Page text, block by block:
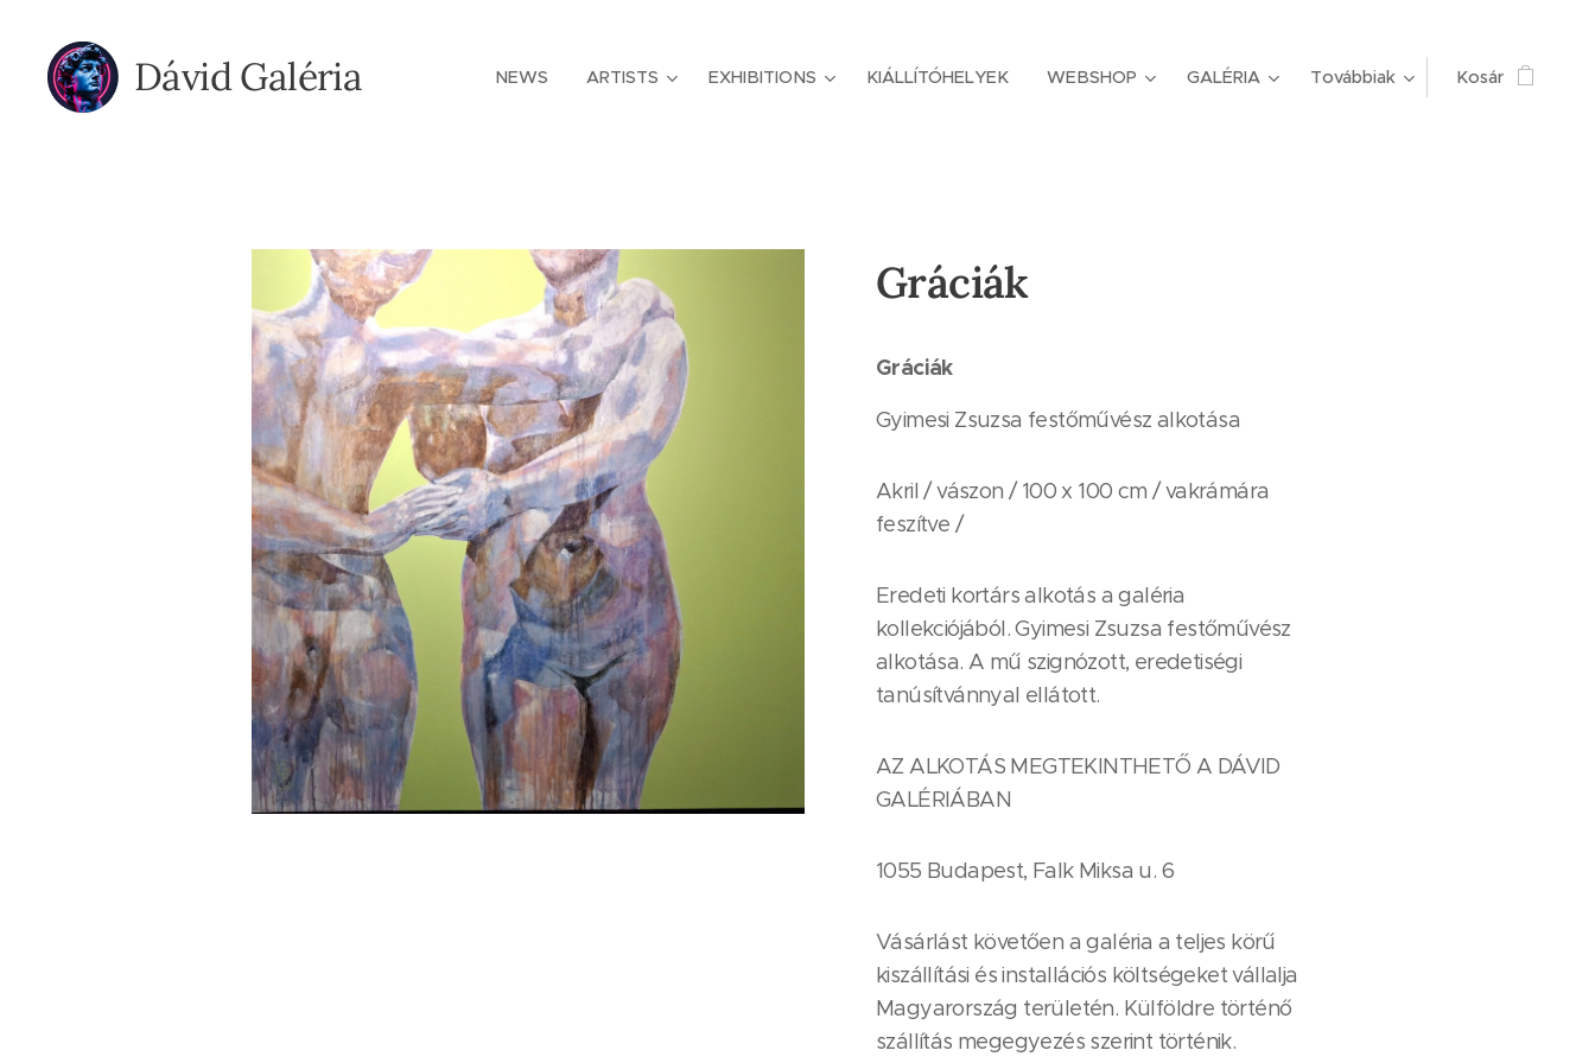
Dávid Galéria NEWS ARTISTS EXHIBITIONS KIÁLLÍTÓHELYEK WEBSHOP GALÉRIA Továbbiak Kosár
Gráciák
Gráciák
Gyimesi Zsuzsa festőművész alkotása
Akril / vászon / 100 x 100 cm / vakrámára
feszítve /
Eredeti kortárs alkotás a galéria
kollekciójából. Gyimesi Zsuzsa festőművész
alkotása. A mű szignózott, eredetiségi
tanúsítvánnyal ellátott.
AZ ALKOTÁS MEGTEKINTHETŐ A DÁVID
GALÉRIÁBAN
1055 Budapest, Falk Miksa u. 6
Vásárlást követően a galéria a teljes körű
kiszállítási és installációs költségeket vállalja
Magyarország területén. Külföldre történő
szállítás megegyezés szerint történik.